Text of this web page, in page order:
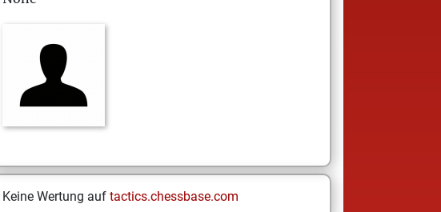
Keine Wertung auf tactics.chessbase.com